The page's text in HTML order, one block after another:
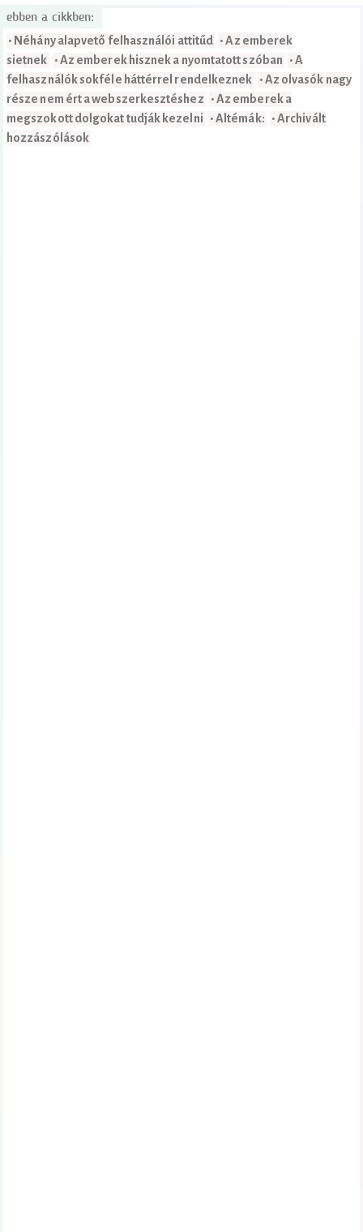
ebben a cikkben:
• Néhány alapvető felhasználói attitűd • Az emberek
sietnek • Az emberek hisznek a nyomtatott szóban • A
felhasználók sokféle háttérrel rendelkeznek • Az olvasók nagy
része nem ért a webszerkesztéshez • Az emberek a
megszokott dolgokat tudják kezelni • Altémák: • Archivált
hozzászólások